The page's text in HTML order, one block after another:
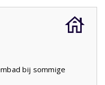
U kijkt uit over de
met een eigenven
hebt op de 27 holes
zwembad (11m x 5m)
zwembad is in diepte
er goed in kunnen
vanaf de vierde week
bij sommige